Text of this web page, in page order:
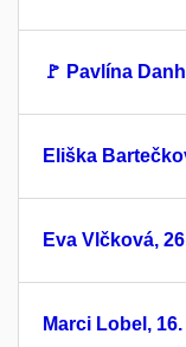
🚩 Pavlína
Eliška
Eva Vlčková,
Marci Lobel,